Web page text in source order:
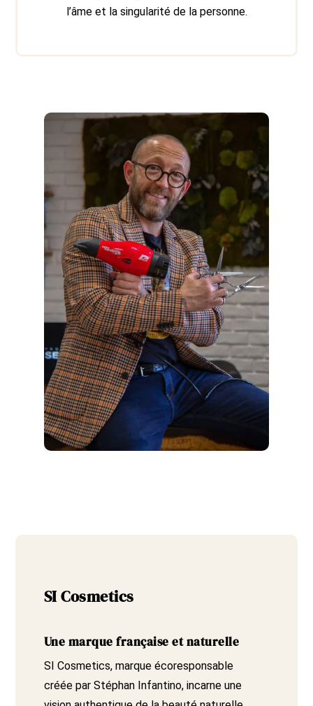
l’âme et la singularité de la personne.
SI Cosmetics
Une marque française et naturelle
SI Cosmetics, marque écoresponsable
créée par Stéphan Infantino, incarne une